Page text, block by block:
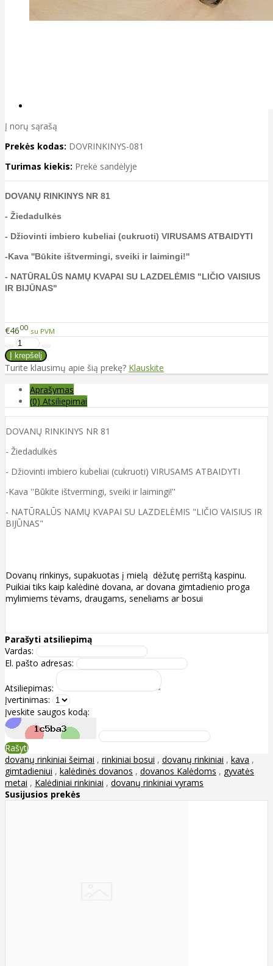
Į norų sąrašą
Prekės kodas: DOVRINKINYS-081
Turimas kiekis: Prekė sandėlyje
DOVANŲ RINKINYS NR 81
- Žiedadulkės
- Džiovinti imbiero kubeliai (cukruoti) VIRUSAMS ATBAIDYTI
-Kava ''Būkite ištvermingi, sveiki ir laimingi!''
- NATŪRALŪS NAMŲ KVAPAI SU LAZDELĖMIS "LIČIO VAISIUS
IR BIJŪNAS"
€4600 su PVM
Turite klausimų apie šią prekę? Klauskite
Aprašymas
(0) Atsiliepimai
DOVANŲ RINKINYS NR 81
- Žiedadulkės
- Džiovinti imbiero kubeliai (cukruoti) VIRUSAMS ATBAIDYTI
-Kava ''Būkite ištvermingi, sveiki ir laimingi!''
- NATŪRALŪS NAMŲ KVAPAI SU LAZDELĖMIS "LIČIO VAISIUS IR
BIJŪNAS"
Dovanų rinkinys, supakuotas į mielą dėžutę perrištą kaspinu.
Puikiai tiks kaip kalėdinė dovana, ar dovana gimtadienio proga
mylimiems tėvams, draugams, seneliams ar bosui
Parašyti atsiliepimą
Vardas:
El. pašto adresas:
Atsiliepimas:
Įvertinimas:
Įveskite saugos kodą:
Rašyti
dovanų rinkiniai šeimai , rinkiniai bosui , dovanų rinkiniai , kava ,
gimtadieniui , kalėdinės dovanos , dovanos Kalėdoms , gyvatės
metai , Kalėdiniai rinkiniai , dovanų rinkiniai vyrams
Susijusios prekės